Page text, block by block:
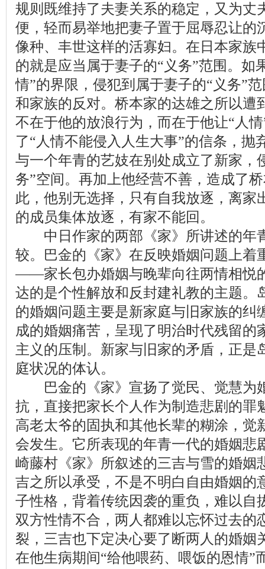
规则既维持了夫妻关系的稳定，又为丈
便，轻而易举地把妻子置于屈辱忍让的
像种、丰世这样的活寡妇。在日本家族
的就是应当属于妻子的“义务”范围。如
情”的界限，侵犯到属于妻子的“义务”
和家族的反对。桥本家的达雄之所以遭
不在于他的放浪行为，而在于他让“人
了“人情不能侵入人生大事”的信条，抛
与一个年青的艺妓在别处成立了新家，
务”空间。再加上他经营不善，造成了
此，他别无选择，只有自我放逐，离家
的成员集体放逐，有家不能回。
中日作家的两部《家》所讲述的年
较。巴金的《家》在反映婚姻问题上着
——家长包办婚姻与晚辈向往两情相悦
达的是个性解放和反封建礼教的主题。
的婚姻问题主要是新家庭与旧家族的纠
成的婚姻痛苦，呈现了明治时代残留的
主义的压制。新家与旧家的矛盾，正是
庭状况的体认。
巴金的《家》宣扬了觉民、觉慧为
抗，直接把家长个人作为制造悲剧的罪
高老太爷的固执和其他长辈的糊涂，觉
会发生。它所表现的年青一代的婚姻悲
崎藤村《家》所叙述的三吉与雪的婚姻
吉之所以承受，不是不明白自由婚姻的
子性格，背着传统因袭的重负，难以自
双方性情不合，两人都难以忘怀过去的
裂，三吉也下定决心要了断两人的婚姻
在他生病期间“给他喂药、喂饭的恩情”